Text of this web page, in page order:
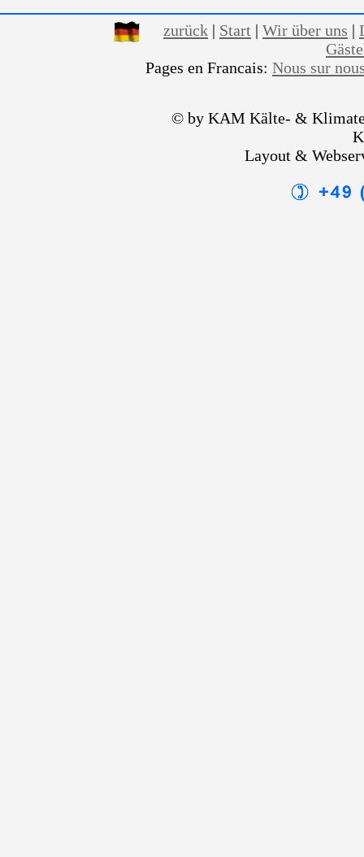
zurück | Start | Wir über uns |
Pages en Francais: Nous sur
© by KAM Kälte- &
Layout &